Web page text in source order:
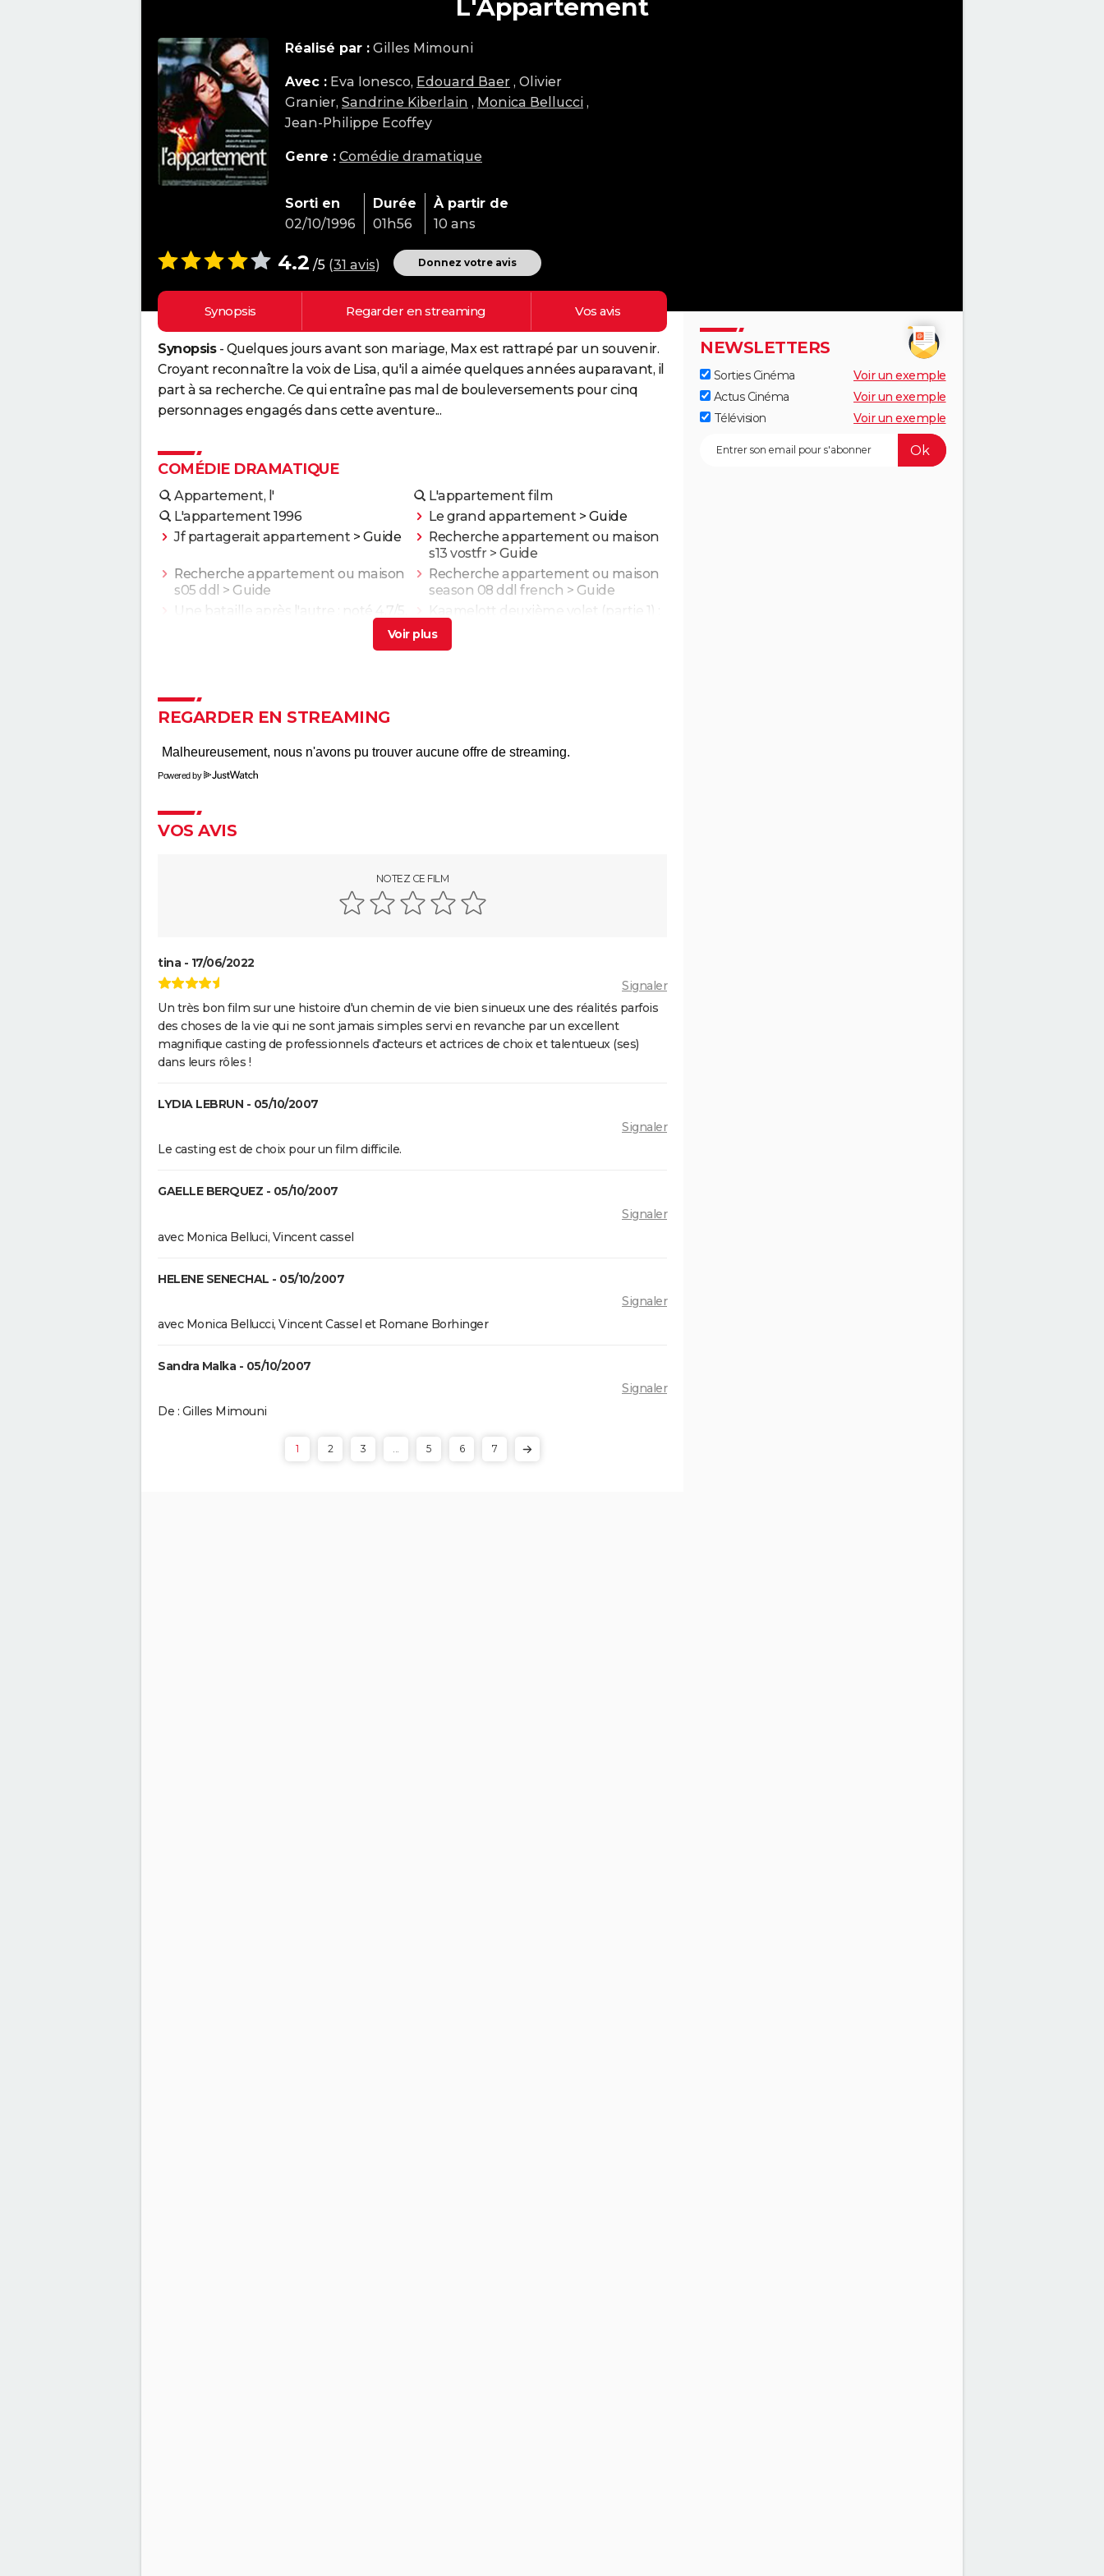
L'Appartement
Réalisé par : Gilles Mimouni
Avec : Eva Ionesco, Edouard Baer , Olivier
Granier, Sandrine Kiberlain , Monica Bellucci ,
Jean-Philippe Ecoffey
Genre : Comédie dramatique
Sorti en
02/10/1996
Durée
01h56
À partir de
10 ans
4.2 /5 (31 avis) Donnez votre avis
Synopsis Regarder enstreaming Vosavis
Synopsis- Quelques jours avant son mariage, Max est rattrapé par un souvenir.
Croyant reconnaître la voix de Lisa, qu'il a aimée quelques années auparavant, il
part à sa recherche. Ce qui entraîne pas mal de bouleversements pour cinq
personnages engagés dans cette aventure...
COMÉDIE DRAMATIQUE
Appartement, l'
L'appartement film
L'appartement 1996
Le grand appartement > Guide
Jf partagerait appartement > Guide
Recherche appartement ou maison
s13 vostfr> Guide
Recherche appartement ou maison
s05 ddl > Guide
Recherche appartement ou maison
season 08 ddl french > Guide
Une bataille après l'autre : noté 4,7/5,
le gagnant des Oscars était "le film
Kaamelott deuxième volet (partie 1) :
quand voir la partie 2 au cinéma ?
annonce, casting, intrigue, avis...
casting, avis...
Anora : streaming, casting, intrigue...
The Phoenician Scheme : faut-il voir
le dernier Wes Anderson ? Notre
critique
film étrange avec Emma Stone ?
Captain Fantastic : synopsis, casting,
bande-annonce, streaming, avis...
Le Fabuleux Destin d'Amélie Poulain :
synopsis, casting, bande-annonce,
May December
Breakfast Club : synopsis, casting,
streaming, avis...
Big Fish
Lost in Translation : synopsis, casting,
bande-annonce, streaming, avis...
Juno
et date de sortie du film
REGARDER EN STREAMING
Powered by
VOS AVIS
NOTEZ CE FILM
tina - 17/06/2022
Signaler
Un très bon film sur une histoire d'un chemin de vie bien sinueux une des réalités parfois
des choses de la vie qui ne sont jamais simples servi en revanche par un excellent
magnifique casting de professionnels d'acteurs et actrices de choix et talentueux (ses)
dans leurs rôles !
LYDIA LEBRUN - 05/10/2007
Signaler
Le casting est de choix pour un film difficile.
GAELLE BERQUEZ - 05/10/2007
Signaler
avec Monica Belluci, Vincent cassel
HELENE SENECHAL - 05/10/2007
Signaler
avec Monica Bellucci, Vincent Cassel et Romane Borhinger
Sandra Malka - 05/10/2007
Signaler
De : Gilles Mimouni
1 2 3 5 6 7
NEWSLETTERS
Sorties Cinéma
Voir un exemple
Actus Cinéma
Voir un exemple
Télévision
Voir un exemple